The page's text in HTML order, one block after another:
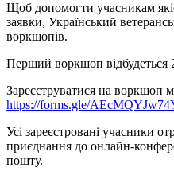
Щоб допомогти учасникам
заявки, Український
воркшопів.
Перший воркшоп відбудеться
Зареєструватися на
https://forms.gle/
Усі зареєстровані учасники
приєднання до онлайн-
пошту.